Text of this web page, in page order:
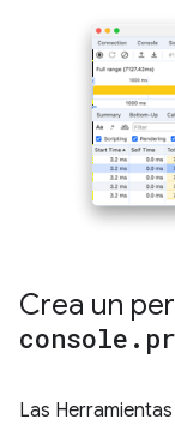
Crea un
console .
Las